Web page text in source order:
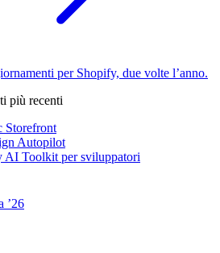
per Shopify, due volte l’anno.
più recenti
Storefront
Autopilot
AI Toolkit per sviluppatori
’26